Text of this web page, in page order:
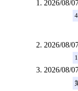
2026/08/
2026/08/
2026/08/